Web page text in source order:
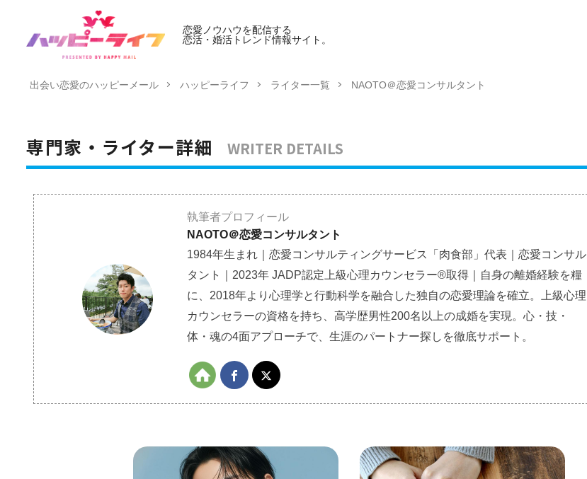
恋愛ノウハウを配信する
恋活・婚活トレンド情報サイト。
出会い恋愛のハッピーメール ハッピーライフ ライター一覧 NAOTO＠恋愛コンサルタント
専門家・ライター詳細 WRITER DETAILS
執筆者プロフィール
NAOTO＠恋愛コンサルタント
1984年生まれ｜恋愛コンサルティングサービス「肉食部」代表｜恋愛コンサル
タント｜2023年 JADP認定上級心理カウンセラー®取得｜自身の離婚経験を糧
に、2018年より心理学と行動科学を融合した独自の恋愛理論を確立。上級心理
カウンセラーの資格を持ち、高学歴男性200名以上の成婚を実現。心・技・
体・魂の4面アプローチで、生涯のパートナー探しを徹底サポート。